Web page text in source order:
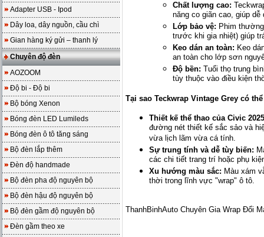
Adapter USB - Ipod
Dây loa, dây nguồn, cầu chì
Gian hàng ký gửi – thanh lý
Chuyên độ đèn
AOZOOM
Độ bi - Độ bi
Bộ bóng Xenon
Bóng đèn LED Lumileds
Bóng đèn ô tô tăng sáng
Bộ đèn lắp thêm
Đèn độ handmade
Bộ đèn pha độ nguyên bộ
Bộ đèn hậu độ nguyên bộ
Bộ đèn gầm độ nguyên bộ
Đèn gầm theo xe
Chất lượng cao:
năng co giãn cao, giúp
Lớp bảo vệ: Phim
trước khi gia nhiệt) giúp
Keo dán an toàn: Keo
an toàn cho lớp sơn
Độ bền: Tuổi thọ trung
tùy thuộc vào điều kiện
Tại sao Teckwrap Vintage Grey có
Thiết kế thể thao của Civic
đường nét thiết kế sắc sảo và
vừa lịch lãm vừa cá tính.
Sự trung tính và dễ tùy biến:
các chi tiết trang trí hoặc phụ
Xu hướng màu sắc: Màu xám
thời trong lĩnh vực "wrap" ô tô.
ThanhBinhAuto Chuyên Gia Wrap Đổi